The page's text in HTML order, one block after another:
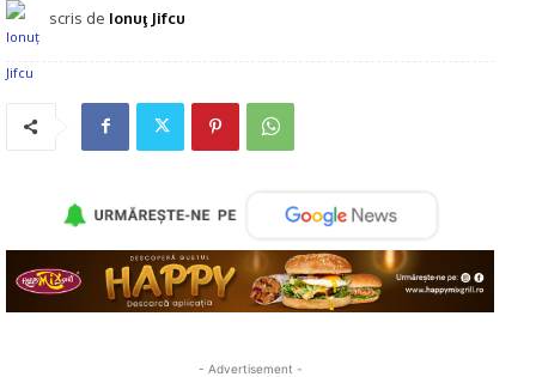
scris de Ionuţ Jifcu
- Advertisement -